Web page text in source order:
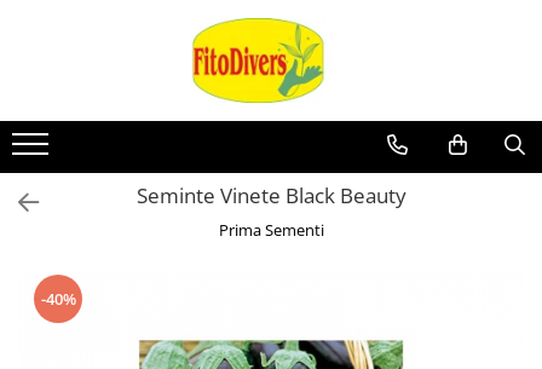
Seminte Vinete Black Beauty
Prima Sementi
-40%